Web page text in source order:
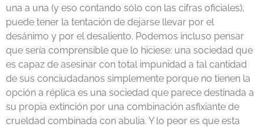
una a una (y eso contando sólo con las cifras oficiales),
puede tener la tentación de dejarse llevar por el
desánimo y por el desaliento. Podemos incluso pensar
que sería comprensible que lo hiciese: una sociedad que
es capaz de asesinar con total impunidad a tal cantidad
de sus conciudadanos simplemente porque no tienen la
opción a réplica es una sociedad que parece destinada a
su propia extinción por una combinación asfixiante de
crueldad combinada con abulia. Y lo peor es que esta